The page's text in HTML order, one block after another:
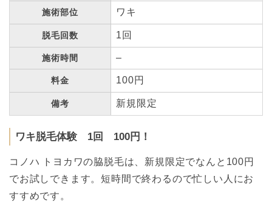
施術部位 ワキ
脱毛回数 1回
施術時間 –
料金 100円
備考 新規限定
ワキ脱毛体験 1回 100円！
コノハ トヨカワの脇脱毛は、新規限定でなんと100円
でお試しできます。短時間で終わるので忙しい人にお
すすめです。